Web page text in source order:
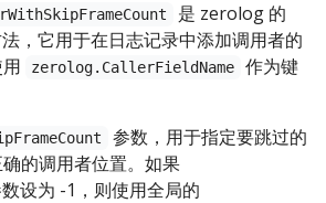
是 zerolog 的
，它用于在日志记录中添加调用者的
zerolog.CallerFieldName
作为键
参数，用于指定要跳过的
的调用者位置。如果
设为 -1，则使用全局的